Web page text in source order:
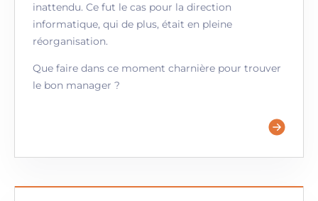
inattendu. Ce fut le cas pour la direction
informatique, qui de plus, était en pleine
réorganisation.
Que faire dans ce moment charnière pour trouver
le bon manager ?